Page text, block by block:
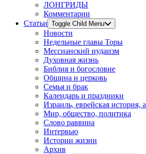
ЛОНГРИДЫ
Комментарии
Статьи Toggle Child Menu
Новости
Недельные главы Торы
Мессианский иудаизм
Духовная жизнь
Библия и богословие
Община и церковь
Семья и брак
Календарь и праздники
Израиль, еврейская история,
Мир, общество, политика
Слово раввина
Интервью
Истории жизни
Архив